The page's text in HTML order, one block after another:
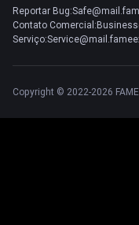
Reportar
Contato
Copyright © 2022-2026